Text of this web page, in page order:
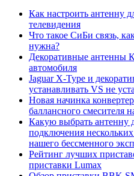
Как настроить антенну
телевидения
Что такое СиБи связь,
нужна?
Декоративные антенны
автомобиля
Jaguar X-Type и
устанавливать VS не
Новая начинка
баллансного смесителя
Какую выбрать антенну
подключения
нашего бессменного
Рейтинг лучших
приставки Lumax